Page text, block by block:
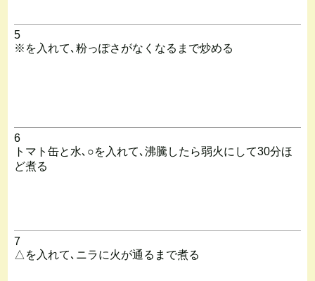
5
※を入れて､粉っぽさがなくなるまで炒める
6
トマト缶と水､○を入れて､沸騰したら弱火にして30分ほ
ど煮る
7
△を入れて､ニラに火が通るまで煮る